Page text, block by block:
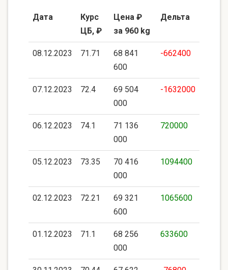
Дата
Курс
ЦБ, ₽
Цена ₽
за 960 kg
Дельта
08.12.2023 71.71
68 841
600
-662400
07.12.2023 72.4
69 504
000
-1632000
06.12.2023 74.1
71 136
000
720000
05.12.2023 73.35
70 416
000
1094400
02.12.2023 72.21
69 321
600
1065600
01.12.2023 71.1
68 256
000
633600